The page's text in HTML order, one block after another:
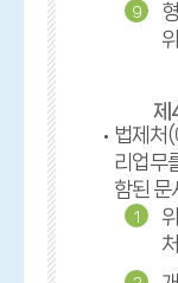
9
제
법제처(
리업무
함된 문
1